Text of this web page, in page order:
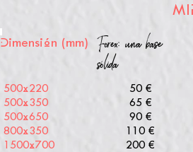
Dimensión (mm)
Forex: una base
sólida
50 €
500x220
500x350
65 €
500x650
90 €
800x350
110 €
1500x700
200 €